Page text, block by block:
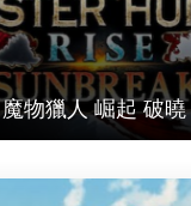
魔物獵人 崛起 破曉